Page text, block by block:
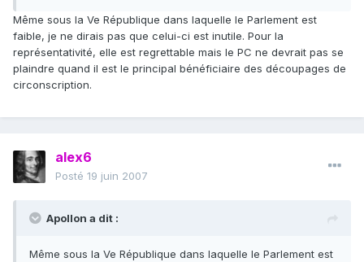
Même sous la Ve République dans laquelle le Parlement est
faible, je ne dirais pas que celui-ci est inutile. Pour la
représentativité, elle est regrettable mais le PC ne devrait pas se
plaindre quand il est le principal bénéficiaire des découpages de
circonscription.
alex6
Posté 19 juin 2007
Apollon a dit :
Même sous la Ve République dans laquelle le Parlement est